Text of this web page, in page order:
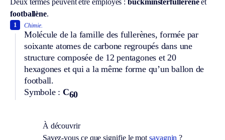
footballène.
Chimie.
Molécule de la famille des fullerènes, formée par
soixante atomes de carbone regroupés dans une
structure composée de 12 pentagones et 20
hexagones et qui a la même forme qu’un ballon de
football.
Symbole : C60
1
À découvrir
Savez-vous ce que signifie le motsavagnin ?